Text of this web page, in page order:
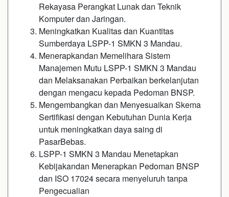
Rekayasa Perangkat Lunak dan Teknik
Komputer dan Jaringan.
Meningkatkan Kualitas dan Kuantitas
Sumberdaya LSPP-1 SMKN 3 Mandau.
Menerapkandan Memelihara Sistem
Manajemen Mutu LSPP-1 SMKN 3 Mandau
dan Melaksanakan Perbaikan berkelanjutan
dengan mengacu kepada Pedoman BNSP.
Mengembangkan dan Menyesuaikan Skema
Sertifikasi dengan Kebutuhan Dunia Kerja
untuk meningkatkan daya saing di
PasarBebas.
LSPP-1 SMKN 3 Mandau Menetapkan
Kebijakandan Menerapkan Pedoman BNSP
dan ISO 17024 secara menyeluruh tanpa
Pengecualian